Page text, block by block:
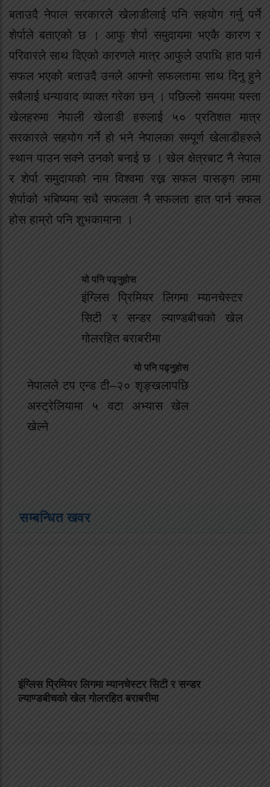
बताउदै नेपाल सरकारले खेलाडीलाई पनि सहयोग गर्नु पर्ने
शेर्पाले बताएको छ । आफु शेर्पा समुदायमा भएकै कारण र
परिवारले साथ दिएको कारणले मात्र आफुले उपाधि हात पार्न
सफल भएको बताउदै उनले आफ्नो सफलतामा साथ दिनु हुने
सबैलाई धन्यावाद व्याक्त गरेका छन् । पछिल्लो समयमा यस्ता
खेलहरुमा नेपाली खेलाडी हरुलाई ५० प्रतिशत मात्र
सरकारले सहयोग गर्ने हो भने नेपालका सम्पूर्ण खेलाडीहरुले
स्थान पाउन सक्ने उनको बनाई छ । खेल क्षेत्रबाट नै नेपाल
र शेर्पा समुदायको नाम विश्वमा रख्न सफल पासङ्ग लामा
शेर्पाको भबिष्यमा सधै सफलता नै सफलता हात पार्न सफल
होस हाम्रो पनि शुभकामाना ।
यो पनि पढ्नुहोस
इंग्लिस प्रिमियर लिगमा म्यानचेस्टर
सिटी र सन्डर ल्याण्डबीचको खेल
गोलरहित बराबरीमा
यो पनि पढ्नुहोस
नेपालले टप एन्ड टी–२० शृङ्खलापछि
अस्ट्रेलियामा ५ वटा अभ्यास खेल
खेल्ने
सम्बन्धित खवर
इंग्लिस प्रिमियर लिगमा म्यानचेस्टर सिटी र सन्डर
ल्याण्डबीचको खेल गोलरहित बराबरीमा